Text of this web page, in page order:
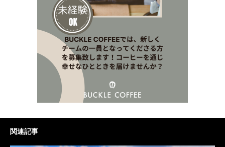
関連記事